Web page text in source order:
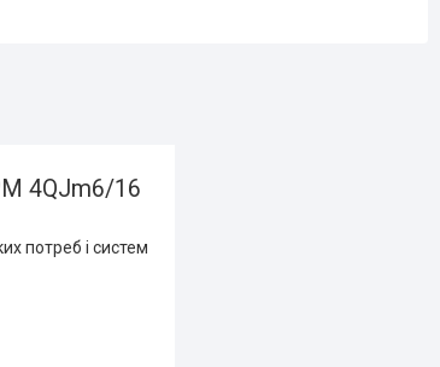
4QJm6/16
потреб і систем